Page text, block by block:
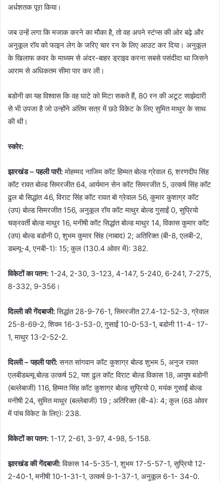
अर्धशतक पूरा किया।
जब उन्हें लगा कि मजाक करने का मौका है, तो वह अपने स्टंप्स की ओर बढ़े और
अनुकूल रॉय को फाइन लेग के जरिए चार रन के लिए आउट कर दिया। अनुकूल
के खिलाफ कवर के माध्यम से अंदर-बाहर ड्राइव करना सबसे पसंदीदा था जिसने
आराम से अधिकतम सीमा पार कर ली।
बडोनी का यह विश्वास कि वह घाटे को मिटा सकते हैं, 80 रन की अटूट साझेदारी
से भी उपजा है जो उन्होंने अंतिम सत्र में छठे विकेट के लिए सुमित माथुर के साथ
की थी।
स्कोर:
झारखंड – पहली पारी:मोहम्मद नाजिम कॉट हिम्मत बोल्ड ग्रेवाल 6, शरणदीप सिंह
कॉट रावत बोल्ड सिमरजीत 64, आर्यमान सेन कॉट सिमरजीत 5, उत्कर्ष सिंह कॉट
ढुल बो सिद्धांत 46, विराट सिंह कॉट रावत बो ग्रेवाल 56, कुमार कुशाग्र कॉट
(उप) बोल्ड सिमरजीत 156, अनुकूल रॉय कॉट माथुर बोल्ड गुसाईं 0, सुप्रियो
चक्रवर्ती बोल्ड माथुर 16, मनीषी कॉट सिद्धांत बोल्ड माथुर 14, विकास कुमार कॉट
(उप) बोल्ड बडोनी 0, शुभम कुमार सिंह (नाबाद) 2; अतिरिक्त (बी-8, एलबी-2,
डब्ल्यू-4, एनबी-1): 15; कुल (130.4 ओवर में): 382.
विकेटों का पतन: 1-24, 2-30, 3-123, 4-147, 5-240, 6-241, 7-275,
8-332, 9-356।
दिल्ली की गेंदबाजी:सिद्धांत 28-9-76-1, सिमरजीत 27.4-12-52-3, ग्रेवाल
25-8-69-2, शिवम 16-3-53-0, गुसाईं 10-0-53-1, बडोनी 11-4- 17-
1, माथुर 13-2-52-2.
दिल्ली – पहली पारी:सनत सांगवान कॉट कुशाग्र बोल्ड शुभम 5, अनुज रावत
एलबीडब्ल्यू बोल्ड उत्कर्ष 52, यश ढुल कॉट विराट बोल्ड विकास 18, आयुष बडोनी
(बल्लेबाजी) 116, हिम्मत सिंह कॉट कुशाग्र बोल्ड सुप्रियो 0, मयंक गुसाईं बोल्ड
मनीषी 24, सुमित माथुर (बल्लेबाजी) 19 ; अतिरिक्त (बी-4): 4; कुल (68 ओवर
में पांच विकेट के लिए): 238.
विकेटों का पतन: 1-17, 2-61, 3-97, 4-98, 5-158.
झारखंड की गेंदबाजी:विकास 14-5-35-1, शुभम 17-5-57-1, सुप्रियो 12-
2-40-1, मनीषी 10-1-31-1, उत्कर्ष 9-1-37-1, अनुकूल 6-1- 34-0.